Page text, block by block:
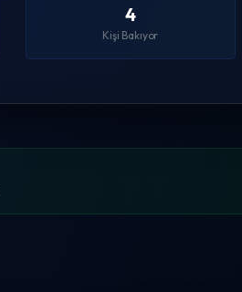
4
Kişi Bakıyor